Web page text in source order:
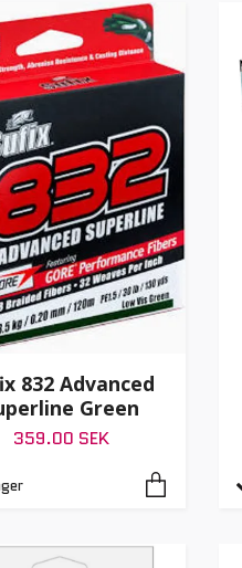
832 Advanced
Green
359.00 SEK